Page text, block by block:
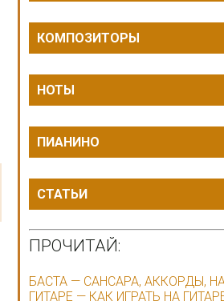
КОМПОЗИТОРЫ
НОТЫ
ПИАНИНО
СТАТЬИ
ПРОЧИТАЙ:
БАСТА — САНСАРА, АККОРДЫ,
ГИТАРЕ — КАК ИГРАТЬ НА